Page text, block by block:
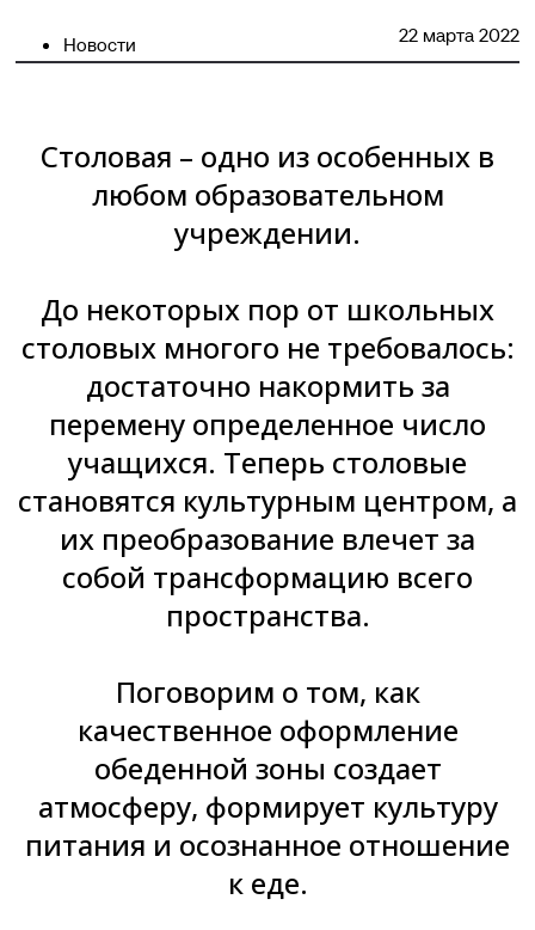
Новости 22 марта 2022
Столовая – одно из особенных в
любом образовательном
учреждении.
До некоторых пор от школьных
столовых многого не требовалось:
достаточно накормить за
перемену определенное число
учащихся. Теперь столовые
становятся культурным центром, а
их преобразование влечет за
собой трансформацию всего
пространства.
Поговорим о том, как
качественное оформление
обеденной зоны создает
атмосферу, формирует культуру
питания и осознанное отношение
к еде.